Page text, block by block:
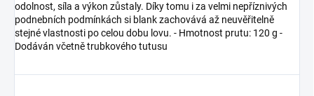
odolnost, síla a výkon zůstaly. Díky tomu i za velmi nepříznivých
podnebních podmínkách si blank zachovává až neuvěřitelně
stejné vlastnosti po celou dobu lovu. - Hmotnost prutu: 120 g -
Dodáván včetně trubkového tutusu